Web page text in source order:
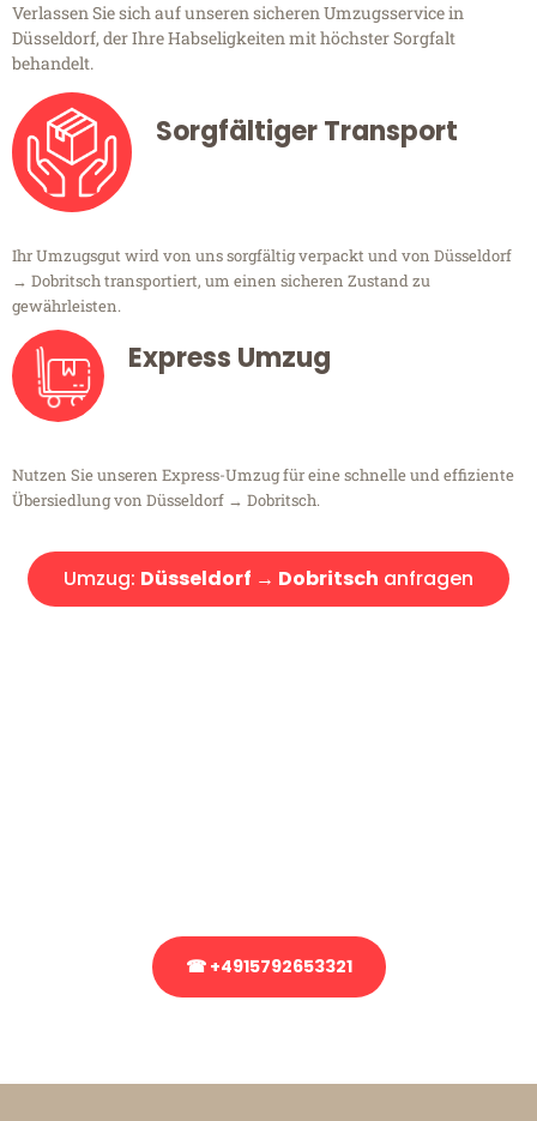
Verlassen Sie sich auf unseren sicheren Umzugsservice in
Düsseldorf, der Ihre Habseligkeiten mit höchster Sorgfalt
behandelt.
Sorgfältiger Transport
Ihr Umzugsgut wird von uns sorgfältig verpackt und von Düsseldorf
→ Dobritsch transportiert, um einen sicheren Zustand zu
gewährleisten.
Express Umzug
Nutzen Sie unseren Express-Umzug für eine schnelle und effiziente
Übersiedlung von Düsseldorf → Dobritsch.
Umzug: Düsseldorf → Dobritsch anfragen
☎ +4915792653321